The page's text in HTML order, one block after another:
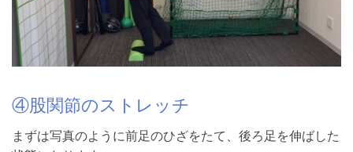
④股関節のストレッチ
まずは写真のように前足のひざをたて、後ろ足を伸ばした